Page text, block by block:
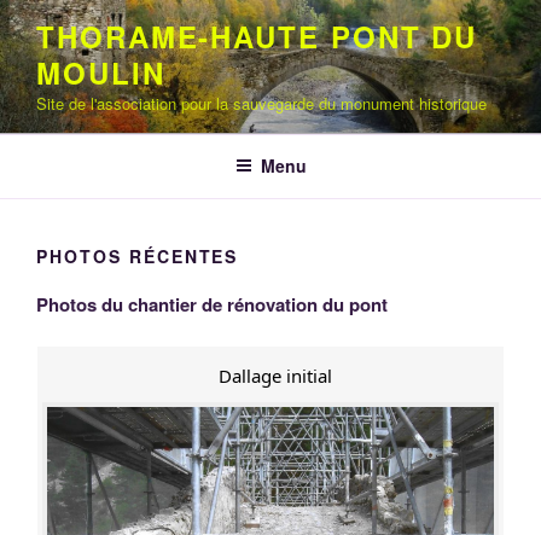
Aller
au
contenu
principal
THORAME-HAUTE PONT DU
MOULIN
Site de l'association pour la sauvegarde du monument historique
Menu
PHOTOS RÉCENTES
Photos du chantier de rénovation du pont
Dallage initial